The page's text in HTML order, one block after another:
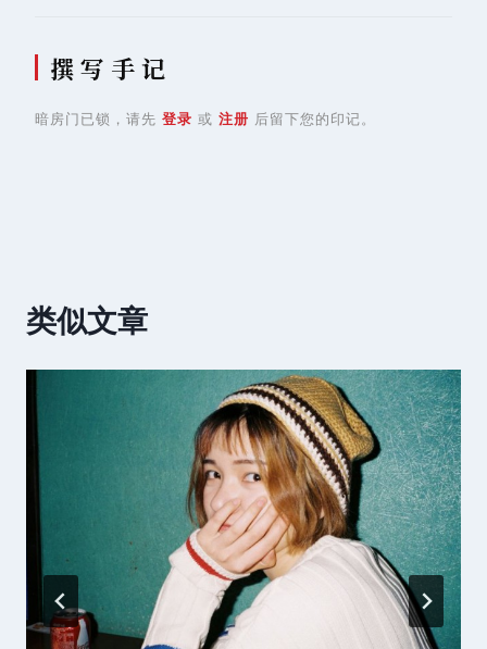
撰 写 手 记
暗房门已锁，请先 登录 或 注册 后留下您的印记。
类似文章